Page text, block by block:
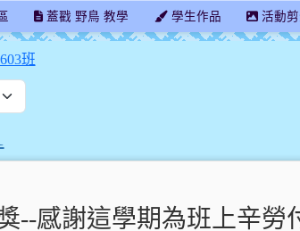
蓋戳 野鳥 教學 學生作品 活動
114 學年度 臺中市長安國小603班
--感謝這學期為班上辛勞